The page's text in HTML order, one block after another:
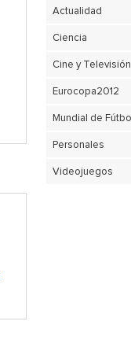
Actualidad
Ciencia
Cine y Televisión
Eurocopa2012
Personales
Videojuegos